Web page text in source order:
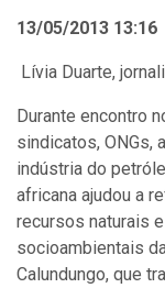
13/05/2013 13:16
Lívia Duarte,
Durante encontro
sindicatos, ONGs,
indústria do
africana ajudou a
recursos naturais
socioambientais
Calundungo, que